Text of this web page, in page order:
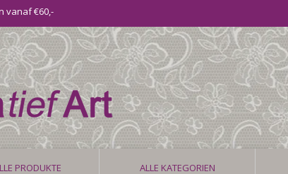
vanaf €60,-
PRODUKTE ALLE KATEGORIEN